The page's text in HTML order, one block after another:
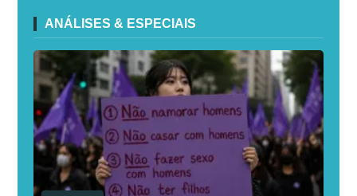
ANÁLISES & ESPECIAIS